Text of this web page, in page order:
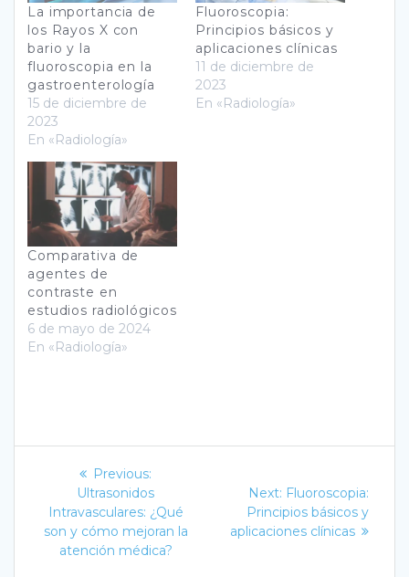
La importancia de
los Rayos X con
bario y la
fluoroscopia en la
gastroenterología
15 de diciembre de
2023
En «Radiología»
Fluoroscopia:
Principios básicos y
aplicaciones clínicas
11 de diciembre de
2023
En «Radiología»
Comparativa de
agentes de
contraste en
estudios radiológicos
6 de mayo de 2024
En «Radiología»
Navegación
entradas
Previous:
post:
Ultrasonidos
Intravasculares: ¿Qué
son y cómo mejoran la
atención médica?
Next: Next
post:
Fluoroscopia:
Principios básicos y
aplicaciones clínicas